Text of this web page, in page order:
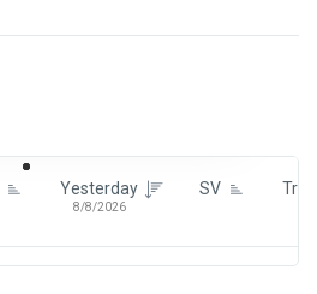
Yesterday
8/8/2026
SV